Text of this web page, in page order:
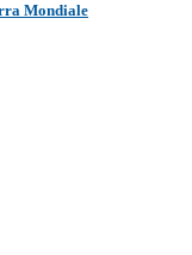
Mondiale